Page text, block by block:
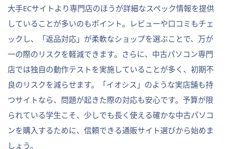
大手ECサイトより専門店のほうが詳細なスペック情報を提供
していることが多いのもポイント。レビューや口コミもチェ
ックし、「返品対応」が柔軟なショップを選ぶことで、万が
一の際のリスクを軽減できます。さらに、中古パソコン専門
店では独自の動作テストを実施していることが多く、初期不
良のリスクを減らせます。「イオシス」のような実店舗も持
つサイトなら、問題が起きた際の対応も安心です。予算が限
られている学生こそ、少しでも長く使える確かな中古パソコ
ンを購入するために、信頼できる通販サイト選びから始めま
しょう。